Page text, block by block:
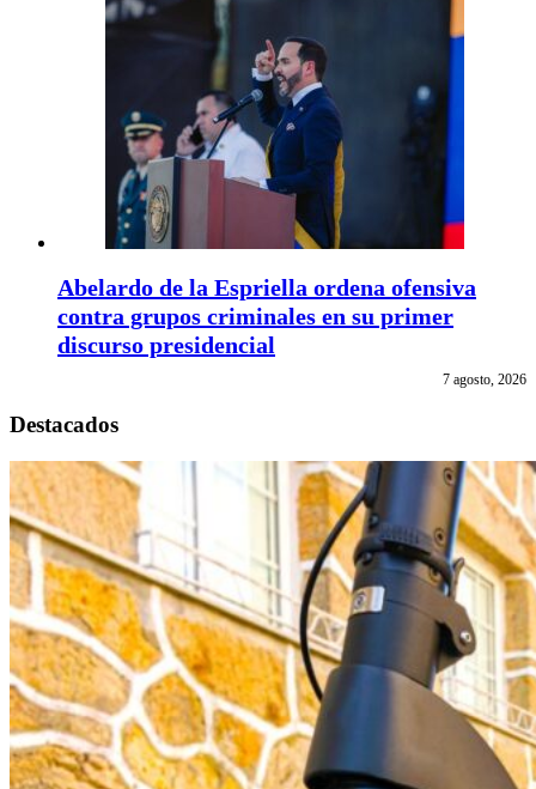
Abelardo de la Espriella ordena ofensiva
contra grupos criminales en su primer
discurso presidencial
7 agosto, 2026
Destacados